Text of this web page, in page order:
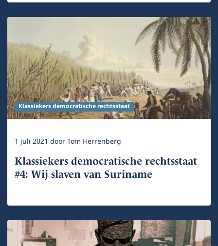
Klassiekers democratische rechtsstaat
1 juli 2021 doorTom Herrenberg
Klassiekers democratische rechtsstaat
#4: Wij slaven van Suriname